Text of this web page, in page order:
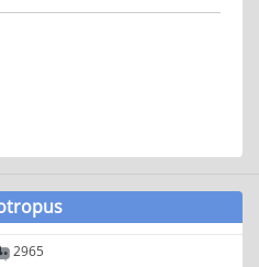
2965